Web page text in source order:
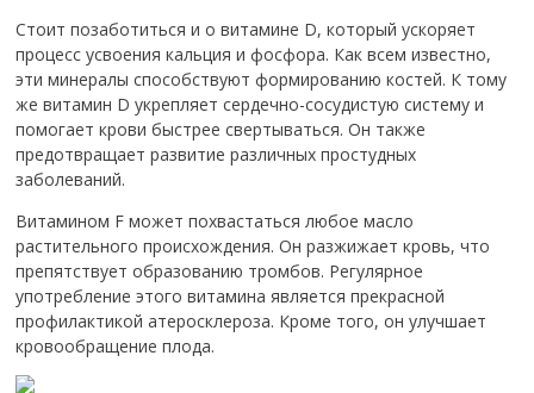
Стоит позаботиться и о витамине D, который ускоряет
процесс усвоения кальция и фосфора. Как всем известно,
эти минералы способствуют формированию костей. К тому
же витамин D укрепляет сердечно-сосудистую систему и
помогает крови быстрее свертываться. Он также
предотвращает развитие различных простудных
заболеваний.
Витамином F может похвастаться любое масло
растительного происхождения. Он разжижает кровь, что
препятствует образованию тромбов. Регулярное
употребление этого витамина является прекрасной
профилактикой атеросклероза. Кроме того, он улучшает
кровообращение плода.